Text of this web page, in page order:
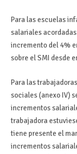
Para las escuelas
salariales
incremento del 4%
sobre el SMI desde
Para las
sociales (anexo IV)
incrementos
trabajadora
tiene presente el
incrementos